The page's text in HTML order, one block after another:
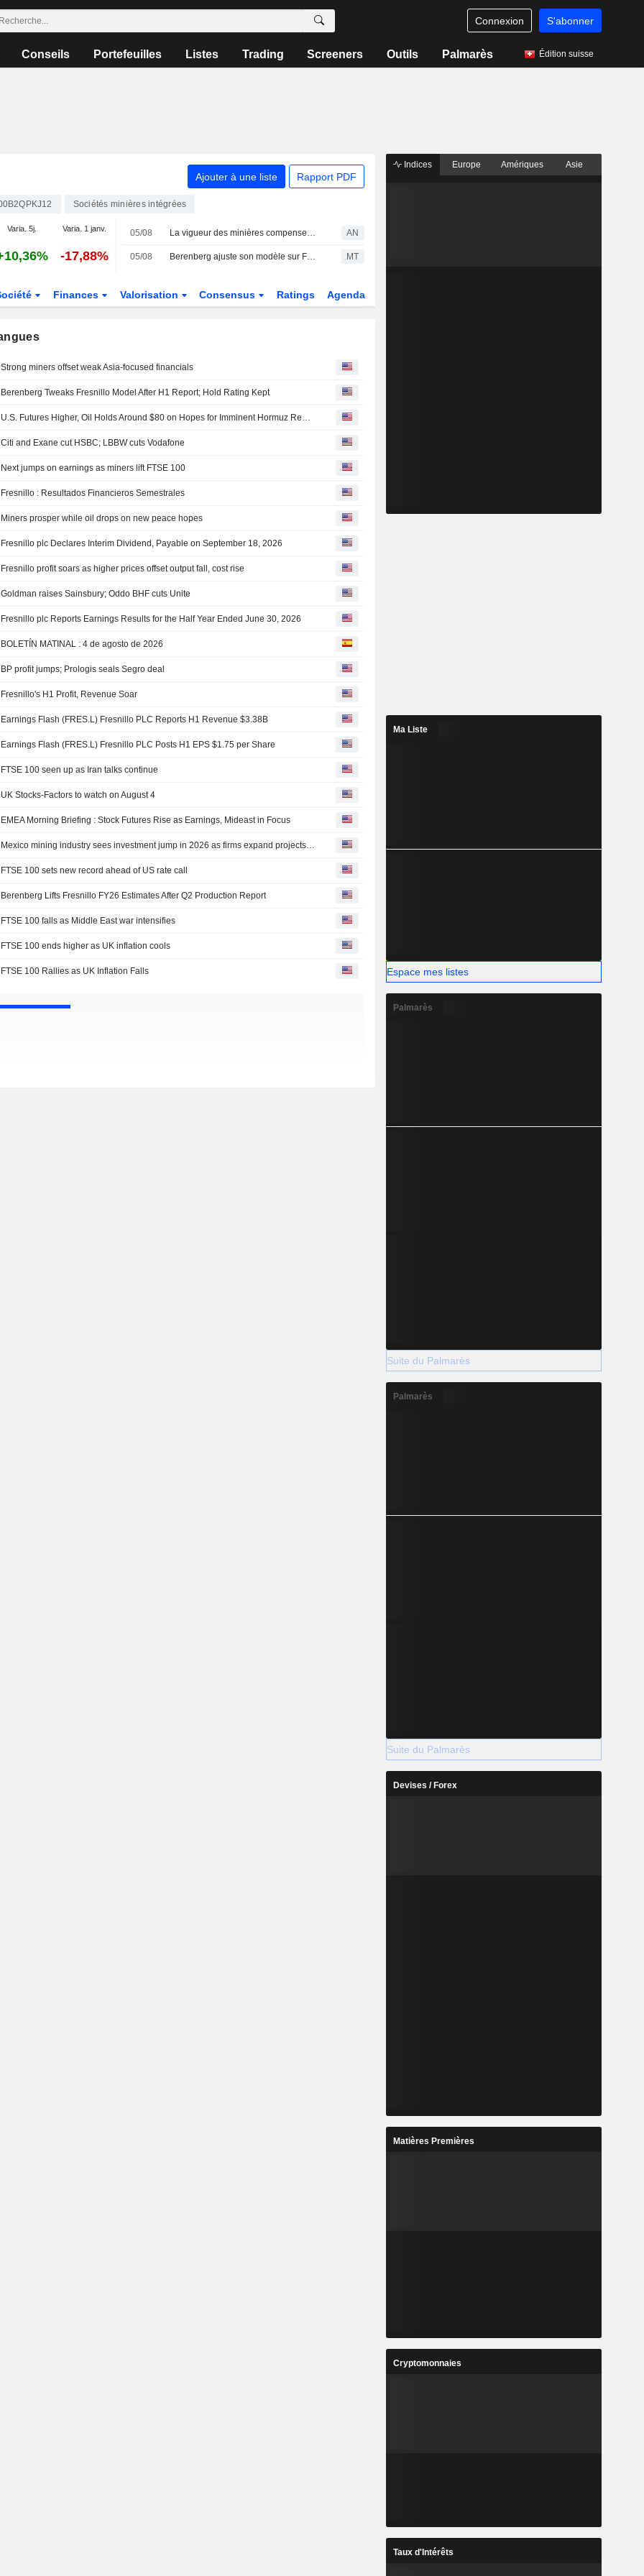
Connexion S'abonner
Conseils Portefeuilles Listes Trading Screeners Outils Palmarès Édition suisse
Ajouter à une liste Rapport PDF
Sociétés minières intégrées
Varia. 5j. Varia. 1 janv.
-17,88%
05/08 La vigueur des minières compense la faiblesse des valeurs financières exposées à l'Asie AN
05/08 Berenberg ajuste son modèle sur Fresnillo après les résultats du premier semestre ; recommandation " Conserver » maintenue MT
Finances Valorisation Consensus Ratings Agenda
Strong miners offset weak Asia-focused financials
Berenberg Tweaks Fresnillo Model After H1 Report; Hold Rating Kept
U.S. Futures Higher, Oil Holds Around $80 on Hopes for Imminent Hormuz Reopening
Citi and Exane cut HSBC; LBBW cuts Vodafone
Next jumps on earnings as miners lift FTSE 100
Fresnillo : Resultados Financieros Semestrales
Miners prosper while oil drops on new peace hopes
Fresnillo plc Declares Interim Dividend, Payable on September 18, 2026
Fresnillo profit soars as higher prices offset output fall, cost rise
Goldman raises Sainsbury; Oddo BHF cuts Unite
Fresnillo plc Reports Earnings Results for the Half Year Ended June 30, 2026
BOLETÍN MATINAL : 4 de agosto de 2026
BP profit jumps; Prologis seals Segro deal
Fresnillo's H1 Profit, Revenue Soar
Earnings Flash (FRES.L) Fresnillo PLC Reports H1 Revenue $3.38B
Earnings Flash (FRES.L) Fresnillo PLC Posts H1 EPS $1.75 per Share
FTSE 100 seen up as Iran talks continue
UK Stocks-Factors to watch on August 4
EMEA Morning Briefing : Stock Futures Rise as Earnings, Mideast in Focus
Mexico mining industry sees investment jump in 2026 as firms expand projects, buy equipment
FTSE 100 sets new record ahead of US rate call
Berenberg Lifts Fresnillo FY26 Estimates After Q2 Production Report
FTSE 100 falls as Middle East war intensifies
FTSE 100 ends higher as UK inflation cools
FTSE 100 Rallies as UK Inflation Falls
Indices Europe Amériques Asie
Ma Liste
Espace mes listes
Palmarès
Suite du Palmarès
Palmarès
Suite du Palmarès
Devises / Forex
Matières Premières
Cryptomonnaies
Taux d'Intérêts